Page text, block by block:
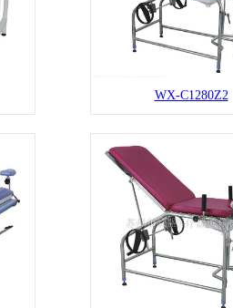
WX-C1280Z2